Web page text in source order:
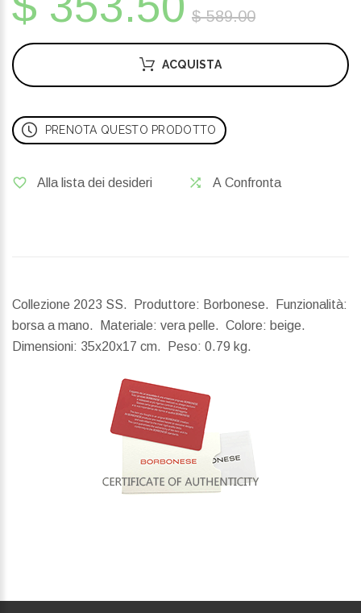
$ 589.00
ACQUISTA
PRENOTA QUESTO PRODOTTO
Alla lista dei desideri A Confronta
Collezione 2023 SS. Produttore: Borbonese. Funzionalità:
borsa a mano. Materiale: vera pelle. Colore: beige.
Dimensioni: 35x20x17 cm. Peso: 0.79 kg.